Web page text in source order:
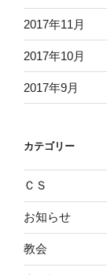
2017年11月
2017年10月
2017年9月
カテゴリー
ＣＳ
お知らせ
教会